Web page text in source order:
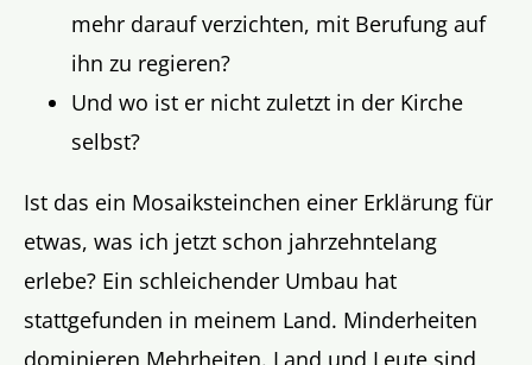
mehr darauf verzichten, mit Berufung auf
ihn zu regieren?
Und wo ist er nicht zuletzt in der Kirche
selbst?
Ist das ein Mosaiksteinchen einer Erklärung für
etwas, was ich jetzt schon jahrzehntelang
erlebe? Ein schleichender Umbau hat
stattgefunden in meinem Land. Minderheiten
dominieren Mehrheiten. Land und Leute sind